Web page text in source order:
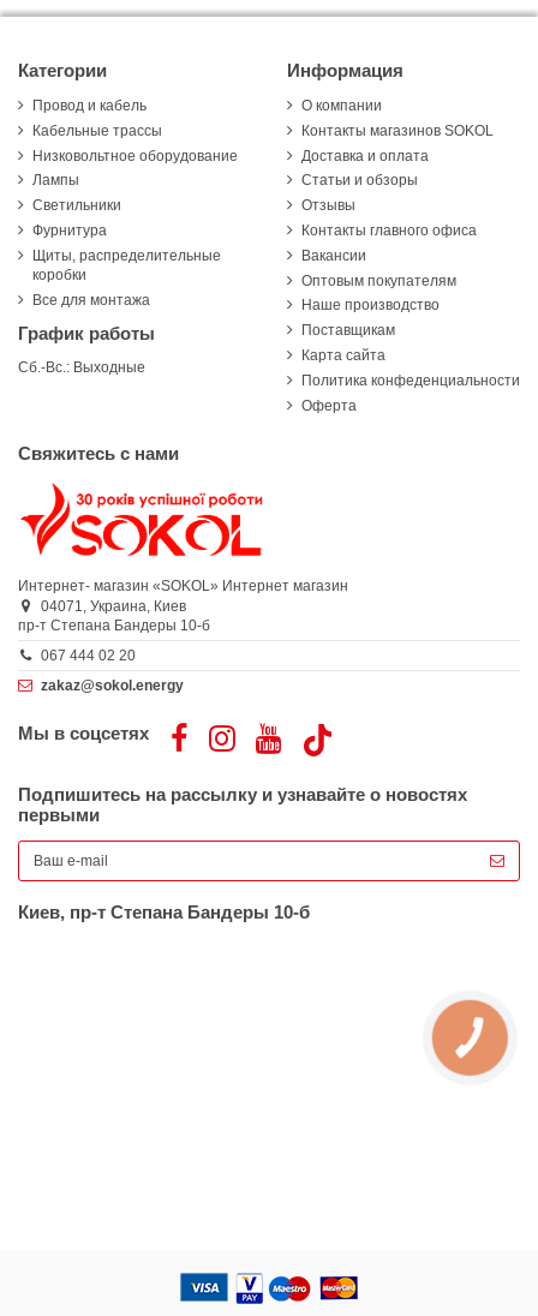
Категории
Провод и кабель
Кабельные трассы
Низковольтное оборудование
Лампы
Светильники
Фурнитура
Щиты, распределительные
коробки
Все для монтажа
График работы
Сб.-Вс.: Выходные
Информация
О компании
Контакты магазинов SOKOL
Доставка и оплата
Статьи и обзоры
Отзывы
Контакты главного офиса
Вакансии
Оптовым покупателям
Наше производство
Поставщикам
Карта сайта
Политика конфеденциальности
Оферта
Свяжитесь с нами
Интернет- магазин «SOKOL» Интернет магазин
04071, Украина, Киев
пр-т Степана Бандеры 10-б
067 444 02 20
zakaz@sokol.energy
Мы в соцсетях
Подпишитесь на рассылку и узнавайте о новостях
первыми
Киев, пр-т Степана Бандеры 10-б
КНОПКА
ЗВ'ЯЗКУ